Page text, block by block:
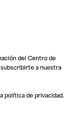
del Centro de
a nuestra
política de privacidad.